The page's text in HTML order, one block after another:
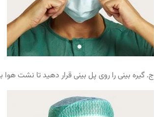
ج. گیره بینی را روی پل بینی قرار دهید تا نشت